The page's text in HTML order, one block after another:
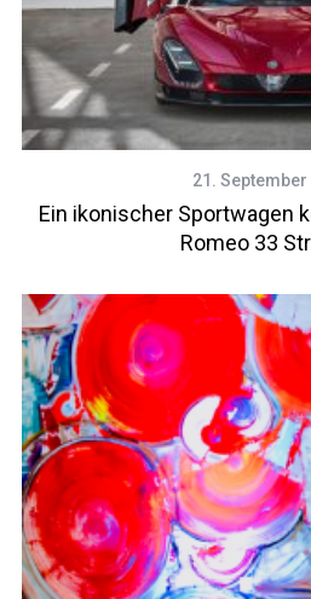
21. September
Ein ikonischer Sportwagen
Romeo 33